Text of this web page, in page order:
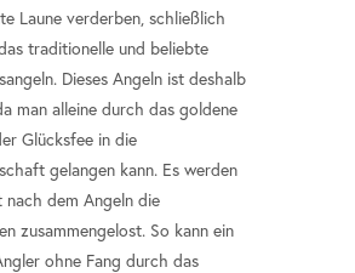
Laune verderben, schließlich
traditionelle und beliebte
Dieses Angeln ist deshalb
man alleine durch das goldene
Glücksfee in die
gelangen kann. Es werden
nach dem Angeln die
zusammengelost. So kann ein
ohne Fang durch das